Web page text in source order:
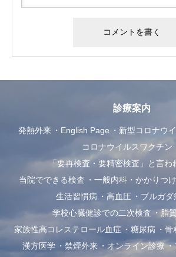
診療案内
発熱外来 English Page
新型コロナウ
コロナウイルスワクチン
「要再検査・要精密検査」と言わ
当院でできる検査
一般内科・かかりつ
生活習慣病
高血圧
ブルガダ
学校心臓健診での二次検査
脂
家族性高コレステロール血症
糖尿病 骨
漢方医学
禁煙外来 オンライン診療